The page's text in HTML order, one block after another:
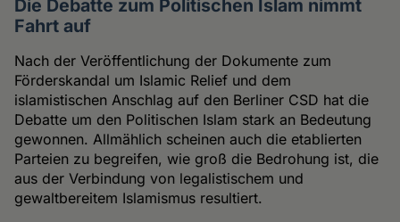
Die Debatte zum Politischen Islam nimmt
Fahrt auf
Nach der Veröffentlichung der Dokumente zum
Förderskandal um Islamic Relief und dem
islamistischen Anschlag auf den Berliner CSD hat die
Debatte um den Politischen Islam stark an Bedeutung
gewonnen. Allmählich scheinen auch die etablierten
Parteien zu begreifen, wie groß die Bedrohung ist, die
aus der Verbindung von legalistischem und
gewaltbereitem Islamismus resultiert.